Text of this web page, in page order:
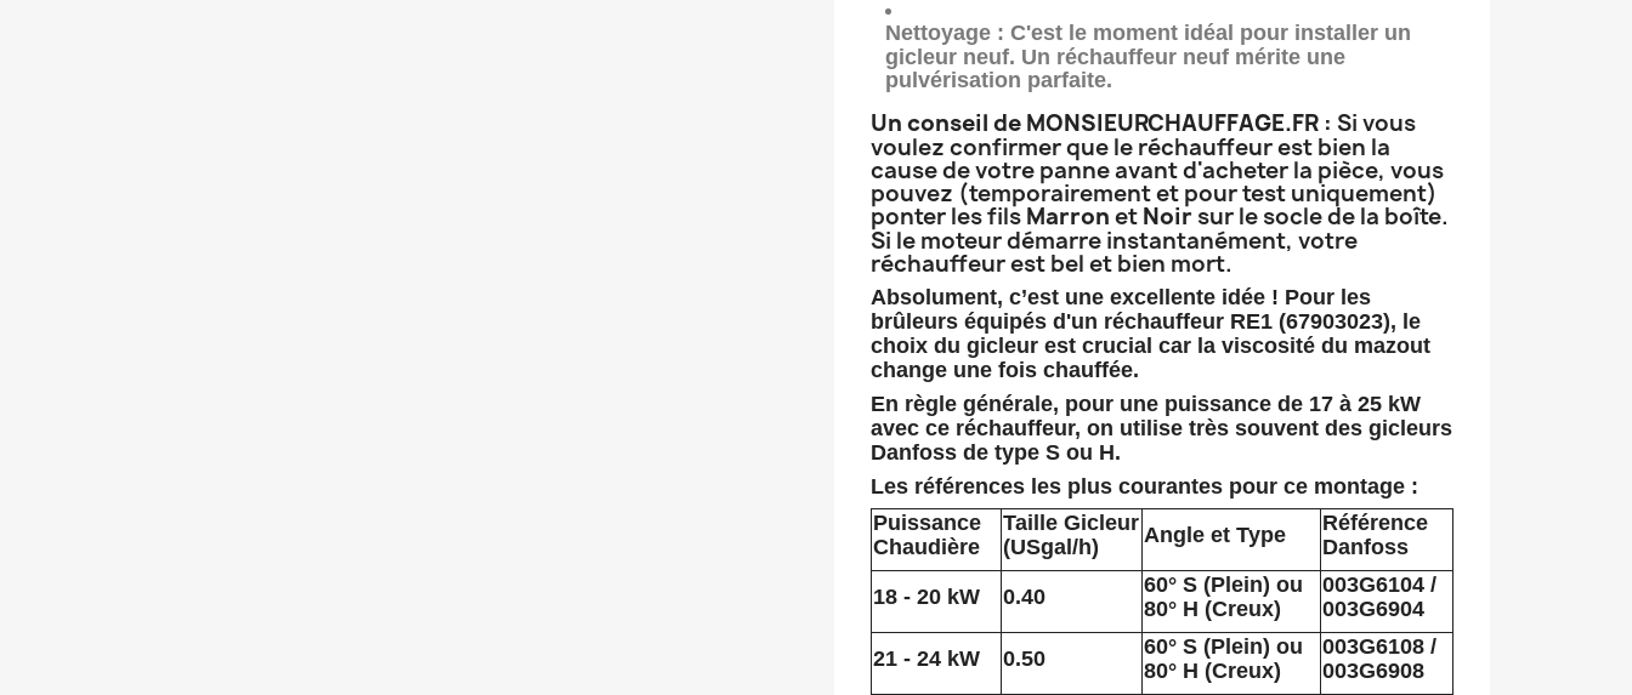
Nettoyage : C'est le moment idéal pour installer un
gicleur neuf. Un réchauffeur neuf mérite une
pulvérisation parfaite.
Un conseil de MONSIEURCHAUFFAGE.FR : Si vous
voulez confirmer que le réchauffeur est bien la
cause de votre panne avant d'acheter la pièce, vous
pouvez (temporairement et pour test uniquement)
ponter les fils Marron et Noir sur le socle de la boîte.
Si le moteur démarre instantanément, votre
réchauffeur est bel et bien mort.
Absolument, c’est une excellente idée ! Pour les
brûleurs équipés d'un réchauffeur RE1 (67903023), le
choix du gicleur est crucial car la viscosité du mazout
change une fois chauffée.
En règle générale, pour une puissance de 17 à 25 kW
avec ce réchauffeur, on utilise très souvent des gicleurs
Danfoss de type S ou H.
Les références les plus courantes pour ce montage :
Puissance
Chaudière
Taille Gicleur
(USgal/h)
Angle et Type
Référence
Danfoss
18 - 20 kW 0.40
60° S (Plein) ou
80° H (Creux)
003G6104 /
003G6904
21 - 24 kW 0.50
60° S (Plein) ou
80° H (Creux)
003G6108 /
003G6908